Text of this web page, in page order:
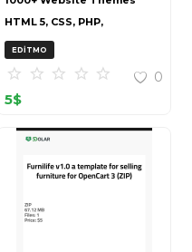
HTML 5, CSS, PHP,
WordPress Bundle
20240917T145511Z 001 (ZIP)
EDITMO
0
5$